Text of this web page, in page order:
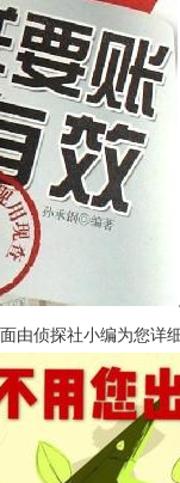
由侦探社小编为您详